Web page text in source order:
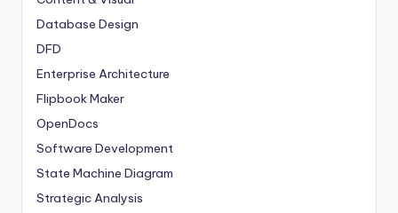
Database Design
DFD
Enterprise Architecture
Flipbook Maker
OpenDocs
Software Development
State Machine Diagram
Strategic Analysis